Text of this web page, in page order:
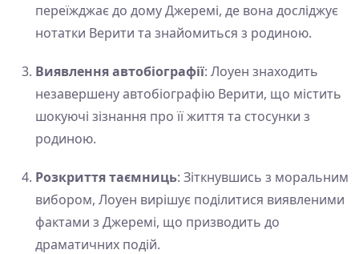
переїжджає до дому Джеремі, де вона досліджує
нотатки Верити та знайомиться з родиною.
Виявлення автобіографії: Лоуен знаходить
незавершену автобіографію Верити, що містить
шокуючі зізнання про її життя та стосунки з
родиною.
Розкриття таємниць: Зіткнувшись з моральним
вибором, Лоуен вирішує поділитися виявленими
фактами з Джеремі, що призводить до
драматичних подій.